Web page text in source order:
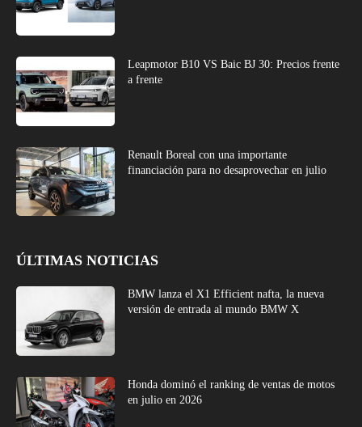
Leapmotor B10 VS Baic BJ 30: Precios frente
a frente
Renault Boreal con una importante
financiación para no desaprovechar en julio
ÚLTIMAS NOTICIAS
BMW lanza el X1 Efficient nafta, la nueva
versión de entrada al mundo BMW X
Honda dominó el ranking de ventas de motos
en julio en 2026